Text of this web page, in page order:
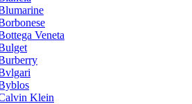
Veneta
Klein